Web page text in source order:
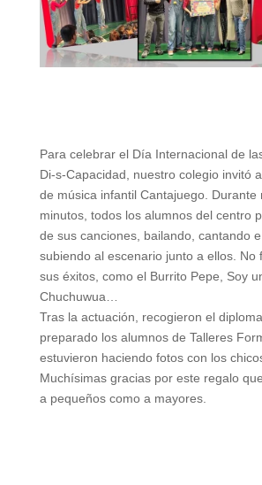
Para celebrar el Día Internacional de
Di-s-Capacidad, nuestro colegio invitó
de música infantil Cantajuego. Durante
minutos, todos los alumnos del centro
de sus canciones, bailando, cantando
subiendo al escenario junto a ellos. No
sus éxitos, como el Burrito Pepe, Soy
Chuchuwua…
Tras la actuación, recogieron el
preparado los alumnos de Talleres
estuvieron haciendo fotos con los
Muchísimas gracias por este regalo
a pequeños como a mayores.